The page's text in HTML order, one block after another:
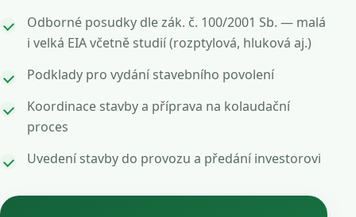
Odborné posudky dle zák. č. 100/2001 Sb. — malá
i velká EIA včetně studií (rozptylová, hluková aj.)
Podklady pro vydání stavebního povolení
Koordinace stavby a příprava na kolaudační
proces
Uvedení stavby do provozu a předání investorovi